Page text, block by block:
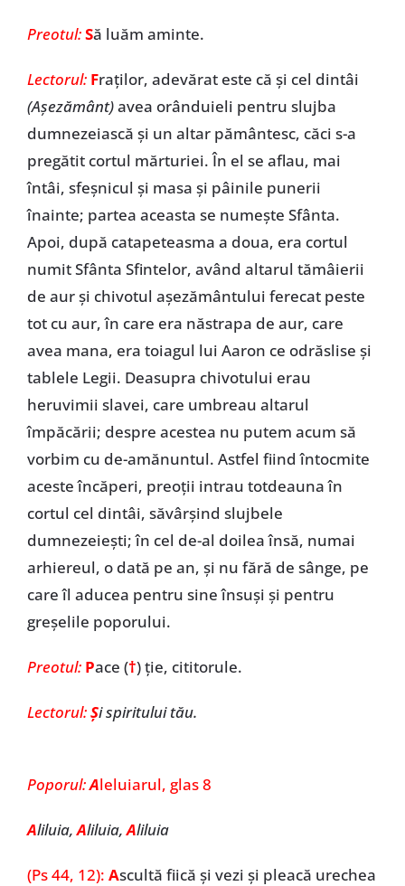
Preotul:Să luăm aminte.
Lectorul: Fraților, adevărat este că și cel dintâi
(Așezământ)avea orânduieli pentru slujba
dumnezeiască și un altar pământesc, căci s-a
pregătit cortul mărturiei. În el se aflau, mai
întâi, sfeșnicul și masa și pâinile punerii
înainte; partea aceasta se numește Sfânta.
Apoi, după catapeteasma a doua, era cortul
numit Sfânta Sfintelor, având altarul tămâierii
de aur și chivotul așezământului ferecat peste
tot cu aur, în care era năstrapa de aur, care
avea mana, era toiagul lui Aaron ce odrăslise și
tablele Legii. Deasupra chivotului erau
heruvimii slavei, care umbreau altarul
împăcării; despre acestea nu putem acum să
vorbim cu de-amănuntul. Astfel fiind întocmite
aceste încăperi, preoții intrau totdeauna în
cortul cel dintâi, săvârșind slujbele
dumnezeiești; în cel de-al doilea însă, numai
arhiereul, o dată pe an, și nu fără de sânge, pe
care îl aducea pentru sine însuși și pentru
greșelile poporului.
Preotul: Pace (†) ție, cititorule.
Lectorul:Și spiritului tău.
Poporul:Aleluiarul, glas 8
Aliluia,Aliluia,Aliluia
(Ps 44, 12): Ascultă fiică și vezi și pleacă urechea